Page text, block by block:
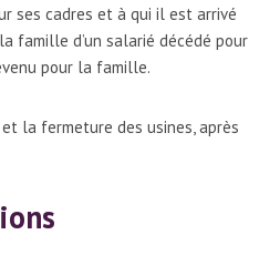
ses cadres et à qui il est arrivé
famille d’un salarié décédé pour
pour la famille.
la fermeture des usines, après